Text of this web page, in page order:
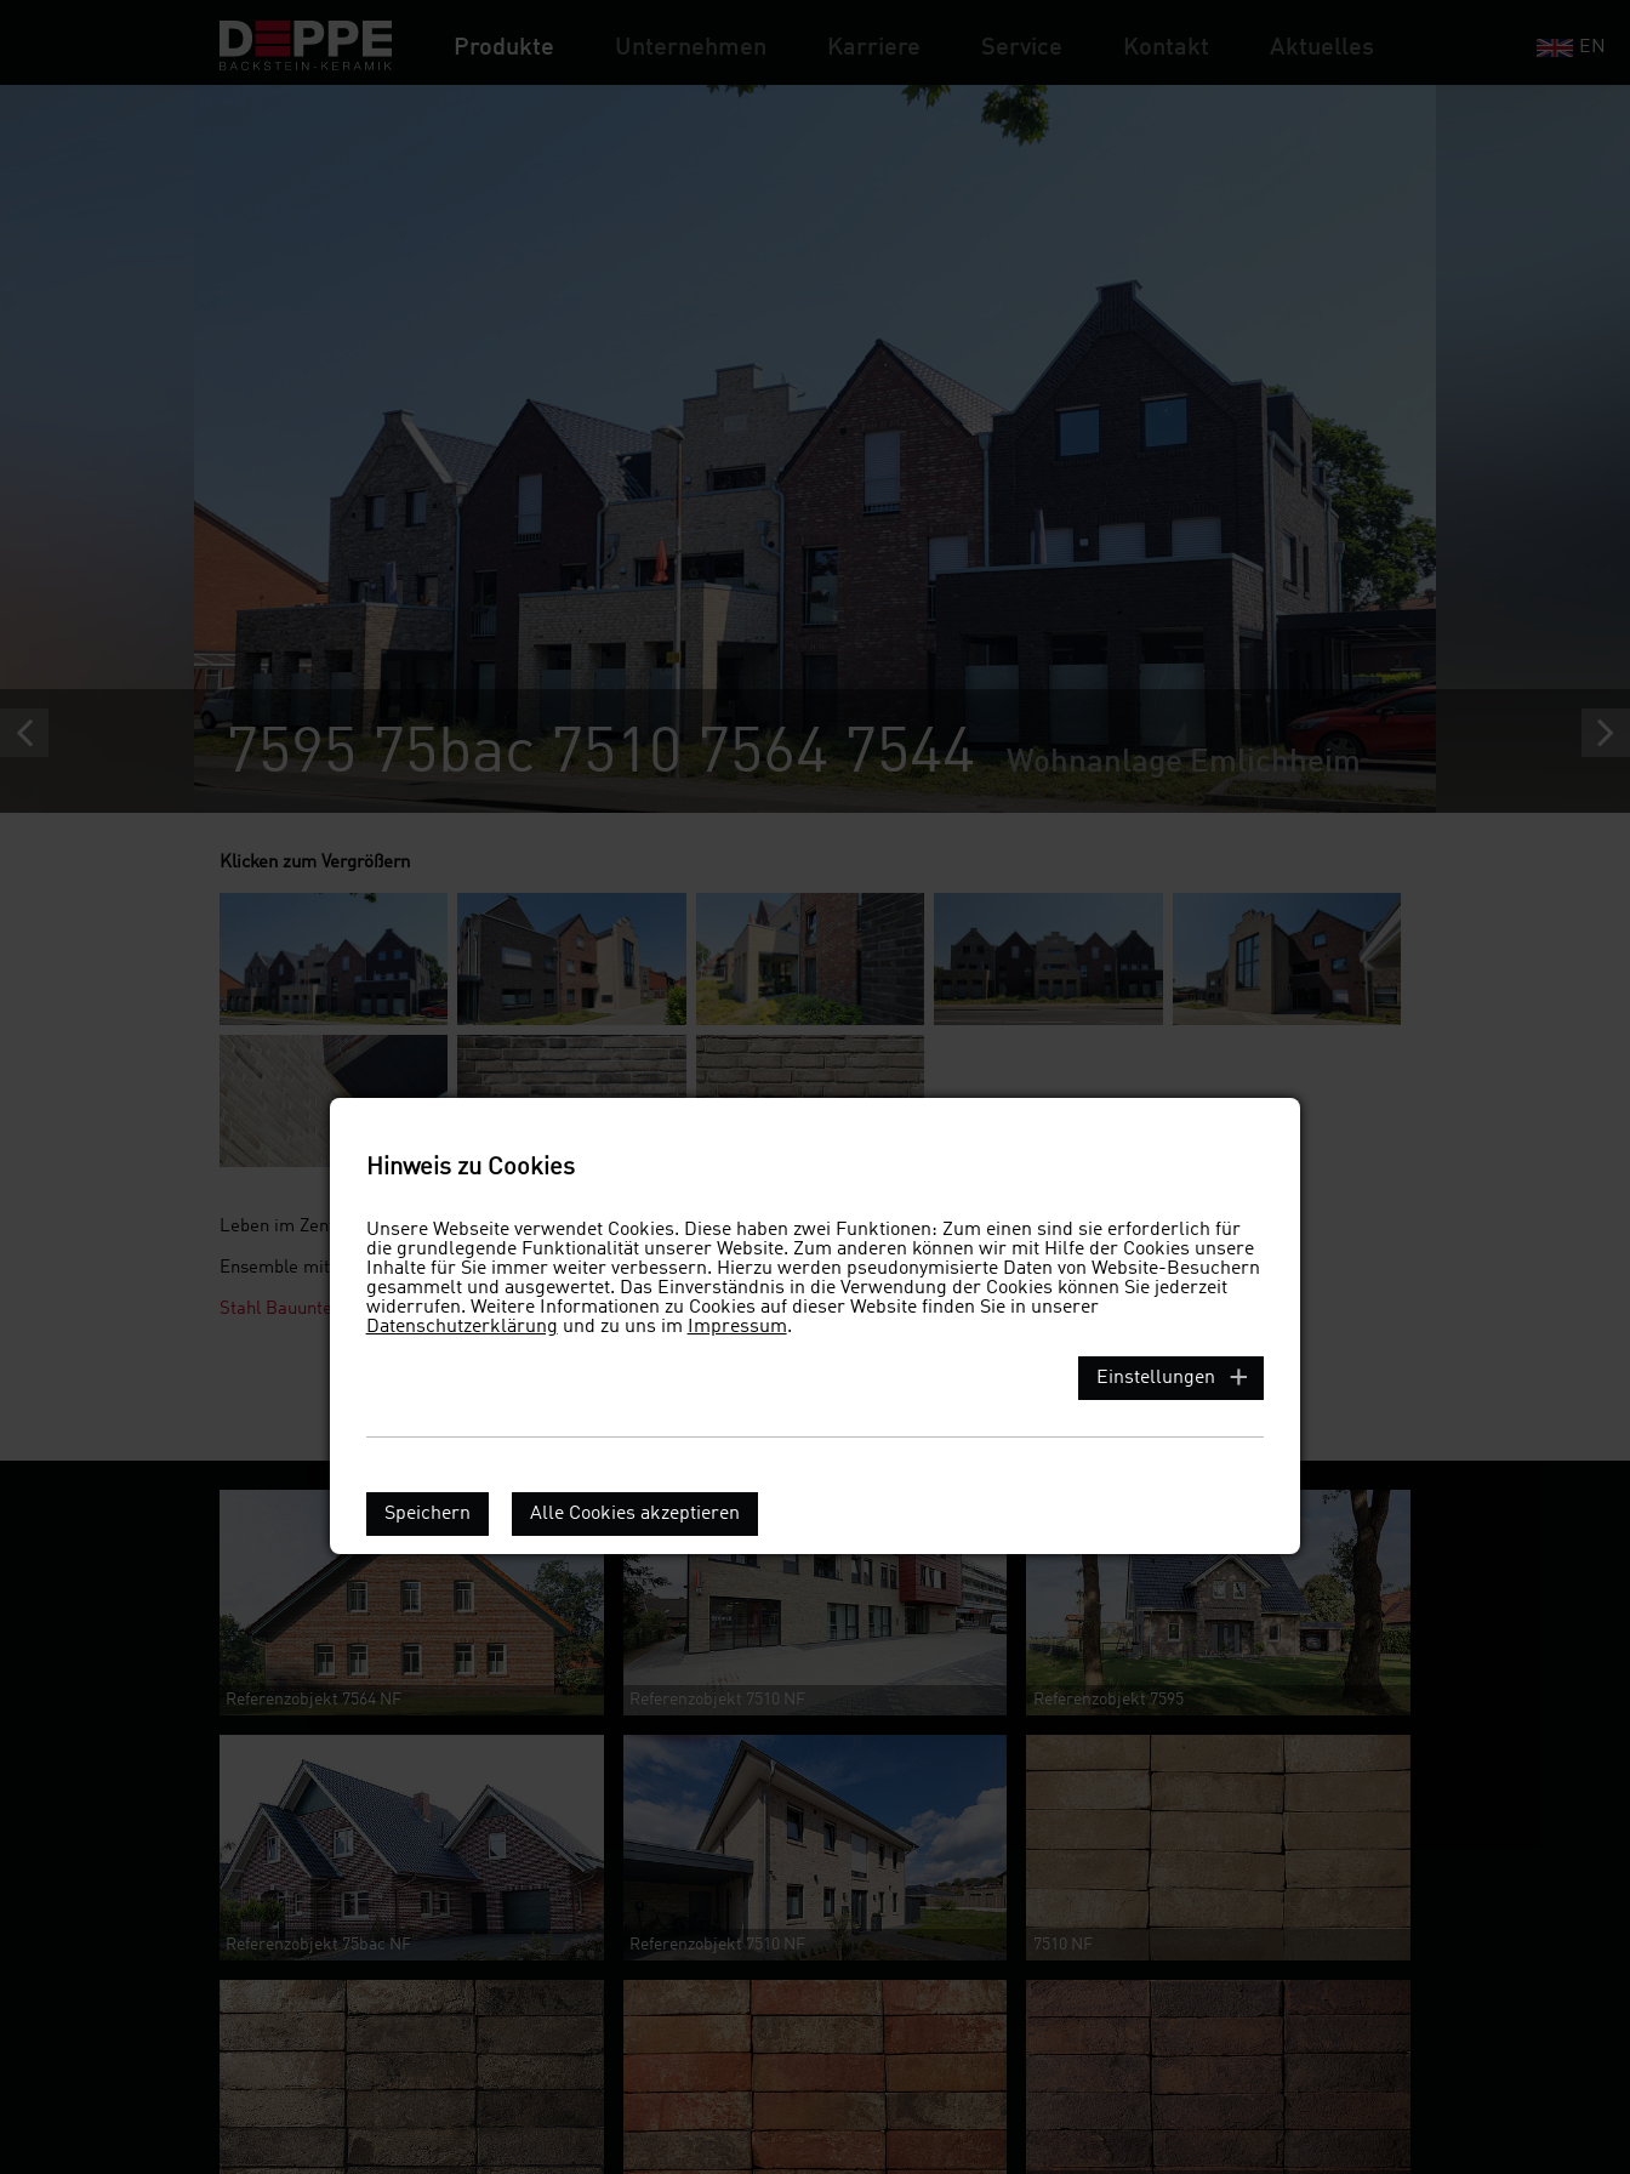
Produkte Unternehmen Karriere Service Kontakt Aktuelles EN
7595 75bac 7510 7564 7544 Wohnanlage Emlichheim
Klicken zum Vergrößern
Leben im Zentrum - Wohnanlage in Emlichheim
Ensemble mit 9 Wohnungen zwischen 70 und 102 qm, KfW-Effizienzhaus 40
Stahl Bauunternehmen GmbH, Emlichheim
Referenzobjekt 7564 NF Referenzobjekt 7510 NF Referenzobjekt 7595
Referenzobjekt 75bac NF Referenzobjekt 7510 NF 7510 NF
Hinweis zu Cookies
Unsere Webseite verwendet Cookies. Diese haben zwei Funktionen: Zum einen sind sie erforderlich für
die grundlegende Funktionalität unserer Website. Zum anderen können wir mit Hilfe der Cookies unsere
Inhalte für Sie immer weiter verbessern. Hierzu werden pseudonymisierte Daten von Website-Besuchern
gesammelt und ausgewertet. Das Einverständnis in die Verwendung der Cookies können Sie jederzeit
widerrufen. Weitere Informationen zu Cookies auf dieser Website finden Sie in unserer
Datenschutzerklärung und zu uns im Impressum.
Einstellungen
Speichern Alle Cookies akzeptieren